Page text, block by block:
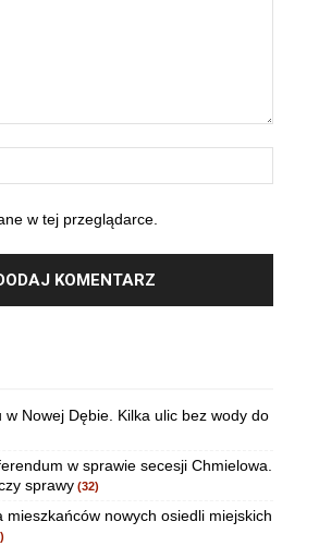
w tej przeglądarce.
w Nowej Dębie. Kilka ulic bez wody do
w sprawie secesji Chmielowa.
sprawy (32)
mieszkańców nowych osiedli miejskich